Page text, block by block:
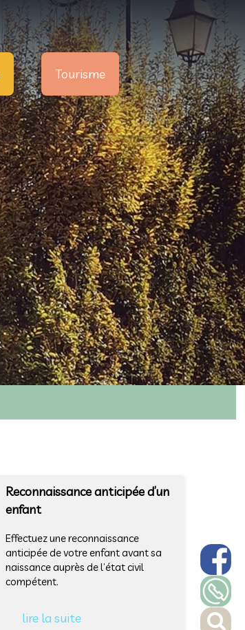
Tourisme
Reconnaissance anticipée d’un
enfant
Effectuez une reconnaissance
anticipée de votre enfant avant sa
naissance auprès de l’état civil
compétent.
lire la suite